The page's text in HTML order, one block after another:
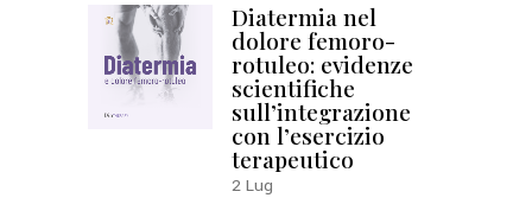
Diatermia nel
dolore femoro-
rotuleo: evidenze
scientifiche
sull’integrazione
con l’esercizio
terapeutico
2 Lug